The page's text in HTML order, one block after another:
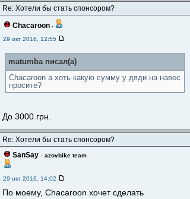
Re: Хотели бы стать спонсором?
Chacaroon -
29 окт 2016, 12:55
matumba писал(а)
Chacaroon а хоть какую сумму у дяди на навес
просите?
До 3000 грн.
Re: Хотели бы стать спонсором?
SanSay - azovbike team
29 окт 2016, 14:02
По моему, Chacaroon хочет сделать